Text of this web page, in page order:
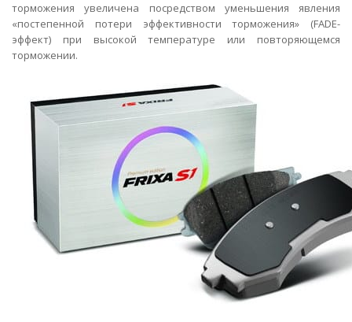
торможения увеличена посредством уменьшения явления
«постепенной потери эффективности торможения» (FADE-
эффект) при высокой температуре или повторяющемся
торможении.